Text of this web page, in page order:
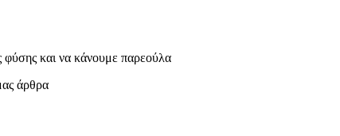
φύσης και να κάνουμε παρεούλα
άρθρα